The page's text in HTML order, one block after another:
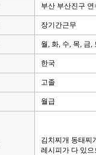
부산 부산진구 연
장기간근무
월, 화, 수, 목, 금,
한국
고졸
월급
김치찌개 동태찌
레시피가 다 있